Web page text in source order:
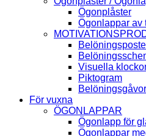
Ögonplåster
Ögonlappar av
Visuella
Piktogram
Belöningsgåvor
För vuxna
ÖGONLAPPAR
Ögonlapp för
Ögonlappar